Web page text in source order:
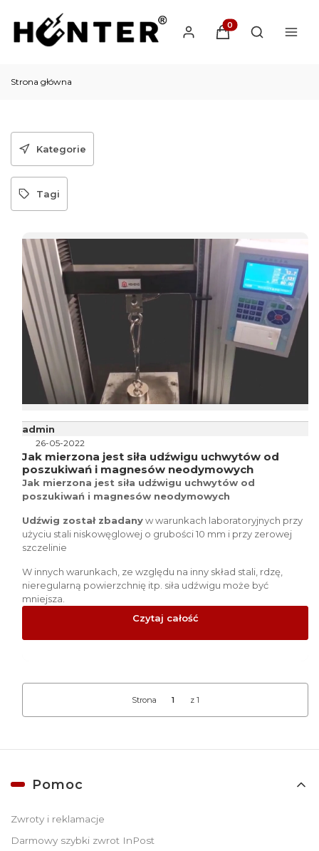
Produkty w
Otwórz
Strona główna
Kategorie
Tagi
26-05-2022
Jak mierzona jest siła udźwigu uchwytów od
poszukiwań i magnesów neodymowych
Jak mierzona jest siła udźwigu uchwytów od
poszukiwań i magnesów neodymowych
Udźwig został zbadanyw warunkach laboratoryjnych przy
użyciu stali niskowęglowej o grubości 10 mm i przy zerowej
szczelinie
W innych warunkach, ze względu na inny skład stali, rdzę,
nieregularną powierzchnię itp. siła udźwigu może być
mniejsza.
Czytaj całość
admin
Strona z 1
Linki w stopce
Pomoc
Zwroty i reklamacje
Darmowy szybki zwrot InPost